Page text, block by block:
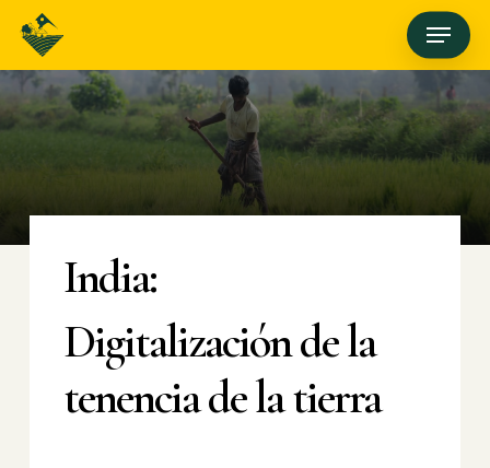
Skip
main
content
Menu
India:
Digitalización de la
tenencia de la tierra